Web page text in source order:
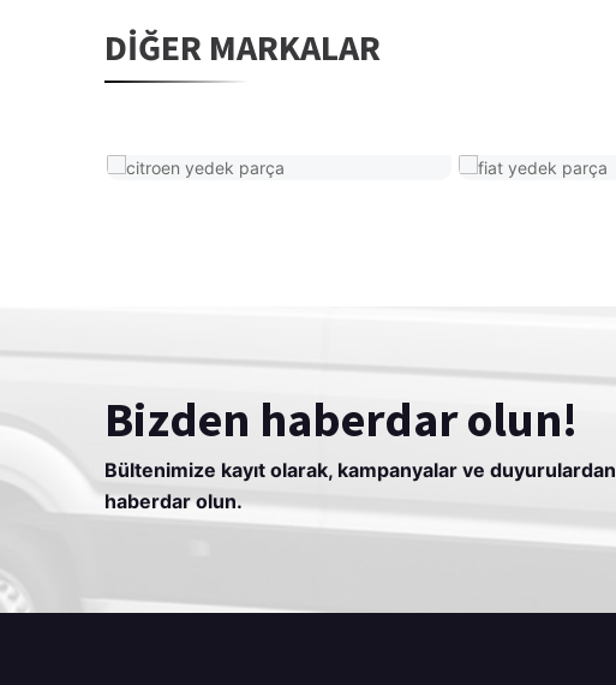
DIĞER MARKALAR
Bizden haberdar olun!
Bültenimize kayıt olarak, kampanyalar ve duyurulardan
haberdar olun.